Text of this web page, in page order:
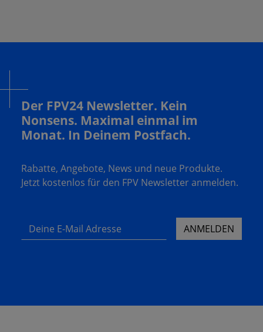
Der FPV24 Newsletter. Kein
Nonsens. Maximal einmal im
Monat. In Deinem Postfach.
Rabatte, Angebote, News und neue Produkte.
Jetzt kostenlos für den FPV Newsletter anmelden.
Deine E-Mail Adresse ANMELDEN